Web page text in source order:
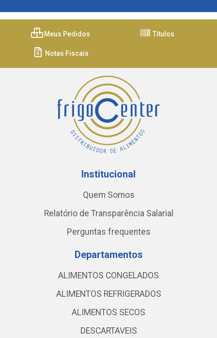
Meus Pedidos Títulos
Notas Fiscais
Institucional
Quem Somos
Relatório de Transparência Salarial
Perguntas frequentes
Departamentos
ALIMENTOS CONGELADOS
ALIMENTOS REFRIGERADOS
ALIMENTOS SECOS
DESCARTAVEIS